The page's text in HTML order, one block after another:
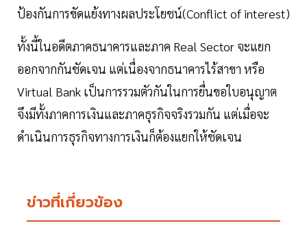
ป้องกันการขัดแย้งทางผลประโยชน์(Conflict of interest)
ทั้งนี้ในอดีตภาคธนาคารและภาค Real Sector จะแยก
ออกจากกันชัดเจน แต่เนื่องจากธนาคารไร้สาขา หรือ
Virtual Bank เป็นการรวมตัวกันในการยื่นขอใบอนุญาต
จึงมีทั้งภาคการเงินและภาคธุรกิจจริงรวมกัน แต่เมื่อจะ
ดำเนินการธุรกิจทางการเงินก็ต้องแยกให้ชัดเจน
ข่าวที่เกี่ยวข้อง